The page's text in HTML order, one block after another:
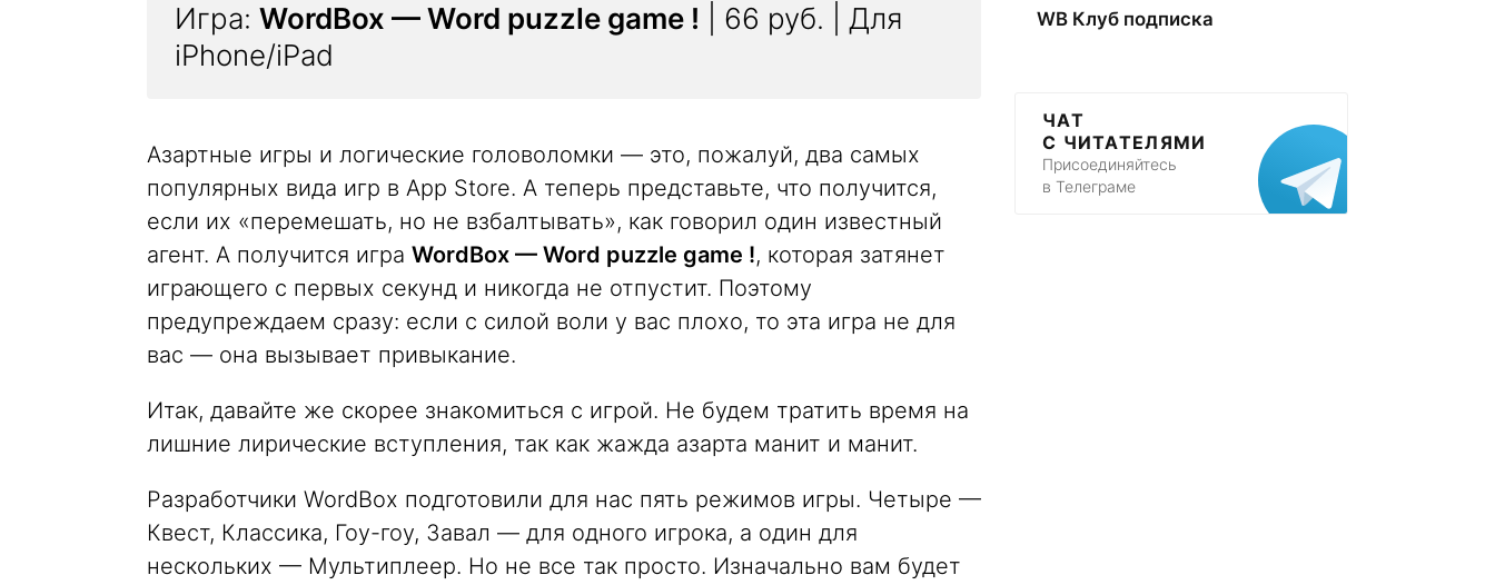
Игра: WordBox — Word puzzle game ! | 66 руб. | Для
iPhone/iPad
Азартные игры и логические головоломки — это, пожалуй, два самых
популярных вида игр в App Store. А теперь представьте, что получится,
если их «перемешать, но не взбалтывать», как говорил один известный
агент. А получится игра WordBox — Word puzzle game !, которая затянет
играющего с первых секунд и никогда не отпустит. Поэтому
предупреждаем сразу: если с силой воли у вас плохо, то эта игра не для
вас — она вызывает привыкание.
Итак, давайте же скорее знакомиться с игрой. Не будем тратить время на
лишние лирические вступления, так как жажда азарта манит и манит.
Разработчики WordBox подготовили для нас пять режимов игры. Четыре —
Квест, Классика, Гоу-гоу, Завал — для одного игрока, а один для
нескольких — Мультиплеер. Но не все так просто. Изначально вам будет
WB Клуб подписка
ЧАТ
С ЧИТАТЕЛЯМИ
Присоединяйтесь
в Телеграме